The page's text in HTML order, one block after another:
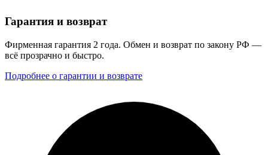
Гарантия и возврат
Фирменная гарантия 2 года. Обмен и возврат по закону РФ —
всё прозрачно и быстро.
Подробнее о гарантии и возврате